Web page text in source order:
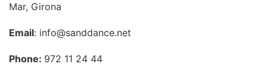
Mar, Girona
Email: info@sanddance.net
Phone: 972 11 24 44